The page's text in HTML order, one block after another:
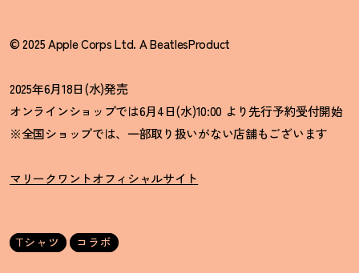
© 2025 Apple Corps Ltd. A BeatlesProduct
2025年6月18日(水)発売
オンラインショップでは6月4日(水)10:00 より先行予約受付開始
※全国ショップでは、一部取り扱いがない店舗もございます
マリークワントオフィシャルサイト
Tシャツ コラボ